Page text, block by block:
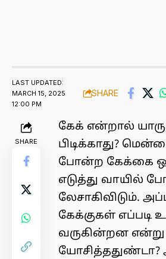
LAST UPDATED:
MARCH 15, 2025
12:00 PM
SHARE
SHARE
கேக் என்றால்
பிடிக்காது?
போன்ற கேக்கை
எடுத்து வாயில்
லேசாகிவிடும்.
கேக்குகள் எப்படி
வருகின்றன
யோசித்ததுண்டா?